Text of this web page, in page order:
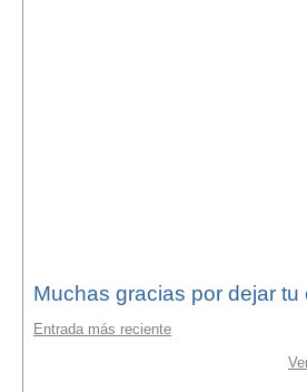
Muchas gracias por dejar tu
Entrada más reciente